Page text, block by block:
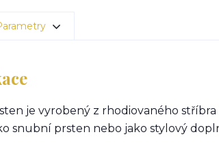
je vyrobený z rhodiovaného stříbra
snubní prsten nebo jako stylový